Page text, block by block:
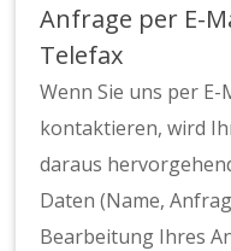
Anfrage per E-
Telefax
Wenn Sie uns per
kontaktieren, wird
daraus
Daten (Name,
Bearbeitung Ihres